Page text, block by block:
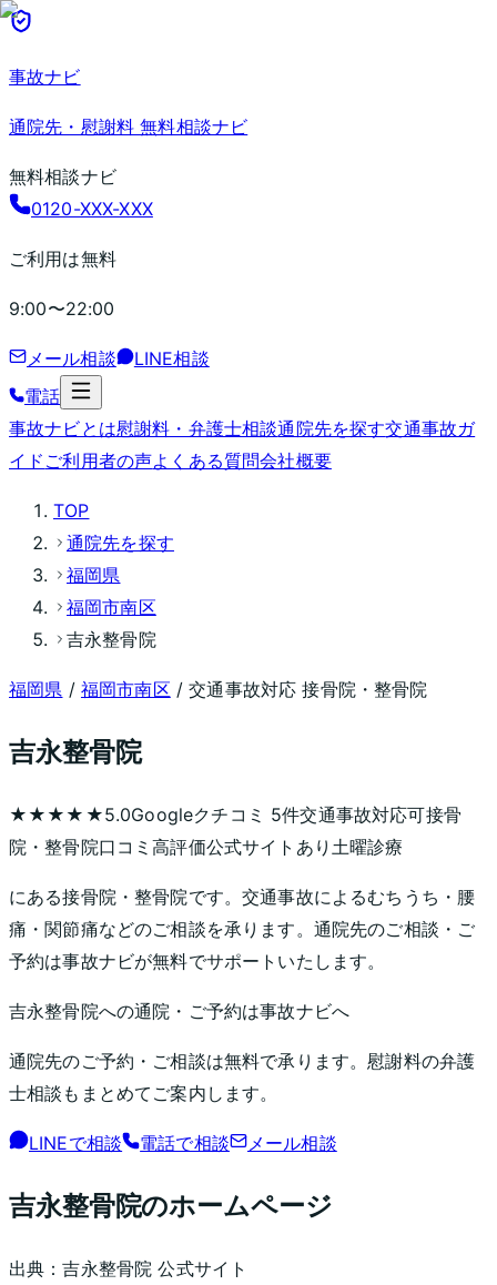
事故ナビ
通院先・慰謝料 無料相談ナビ
無料相談ナビ
0120-XXX-XXX
ご利用は無料
9:00〜22:00
メール相談
LINE相談
電話
事故ナビとは慰謝料・弁護士相談通院先を探す交通事故ガ
イド ご利用者の声よくある質問会社概要
TOP
通院先を探す
福岡県
福岡市南区
吉永整骨院
福岡県 / 福岡市南区 / 交通事故対応 接骨院・整骨院
吉永整骨院
★★★★★5.0Googleクチコミ 5件交通事故対応可接骨
院・整骨院口コミ高評価公式サイトあり 土曜診療
にある接骨院・整骨院です。交通事故によるむちうち・腰
痛・関節痛などのご相談を承ります。通院先のご相談・ご
予約は事故ナビが無料でサポートいたします。
吉永整骨院への通院・ご予約は事故ナビへ
通院先のご予約・ご相談は無料で承ります。慰謝料の弁護
士相談もまとめてご案内します。
LINEで相談 電話で相談 メール相談
吉永整骨院のホームページ
出典：吉永整骨院 公式サイト